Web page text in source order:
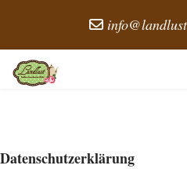
Datenschutzerklärung